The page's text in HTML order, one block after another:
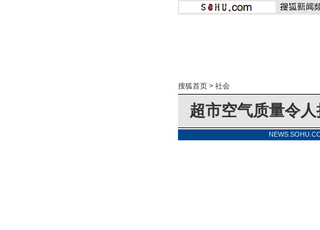
搜狐首页 > 社会
超市空气质量令